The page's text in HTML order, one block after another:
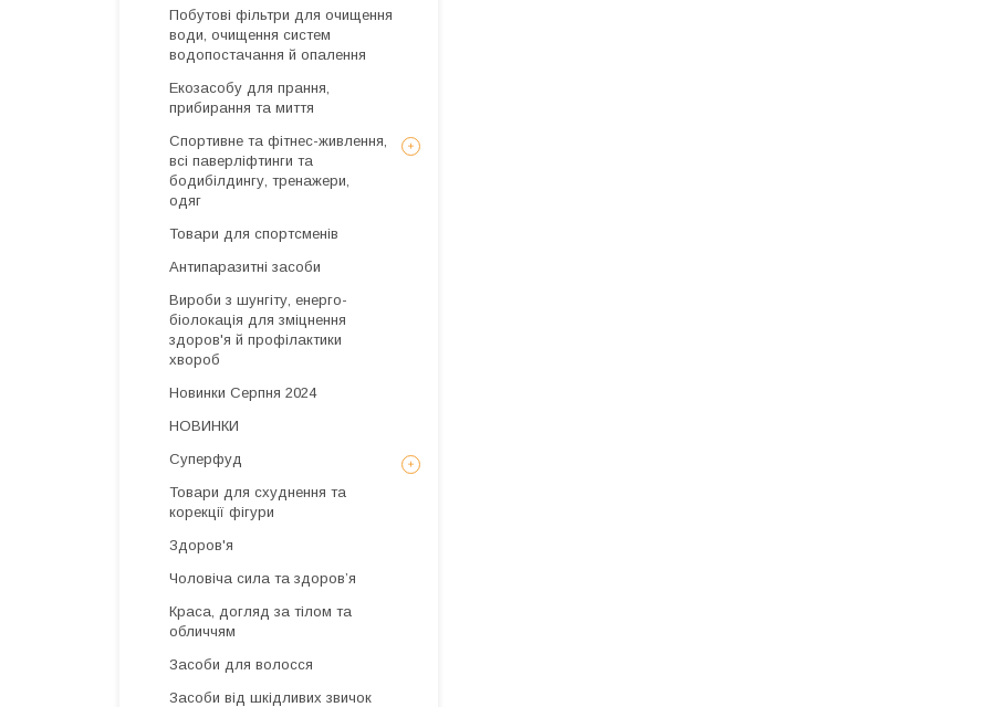
Побутові фільтри для очищення
води, очищення систем
водопостачання й опалення
Екозасобу для прання,
прибирання та миття
Спортивне та фітнес-живлення,
всі паверліфтинги та
бодибілдингу, тренажери,
одяг
Товари для спортсменів
Антипаразитні засоби
Вироби з шунгіту, енерго-
біолокація для зміцнення
здоров'я й профілактики
хвороб
Новинки Серпня 2024
НОВИНКИ
Суперфуд
Товари для схуднення та
корекції фігури
Здоров'я
Чоловіча сила та здоров’я
Краса, догляд за тілом та
обличчям
Засоби для волосся
Засоби від шкідливих звичок